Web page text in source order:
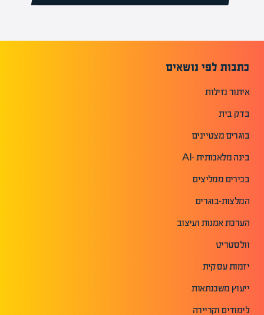
כתבות לפי נושאים
איתור נזילות
בדק בית
בוגרים מצטיינים
בינה מלאכותית -AI
בכירים ממליצים
המלצות-בוגרים
הערכת אמנות ועיצוב
וולסטריט
יזמות עסקית
ייעוץ משכנתאות
לימודים וקריירה